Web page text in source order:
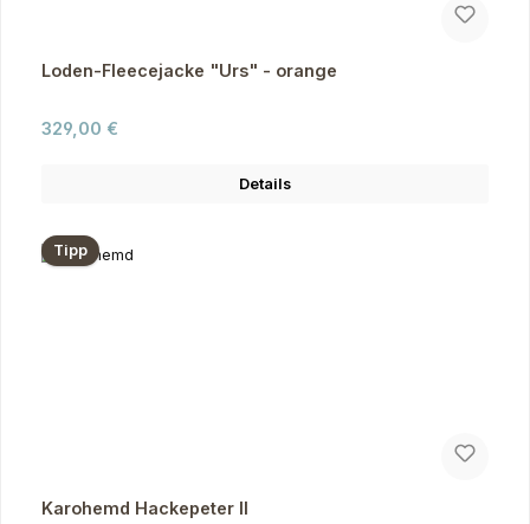
Loden-Fleecejacke "Urs" - orange
Regulärer Preis:
329,00 €
Details
Tipp
Karohemd Hackepeter II